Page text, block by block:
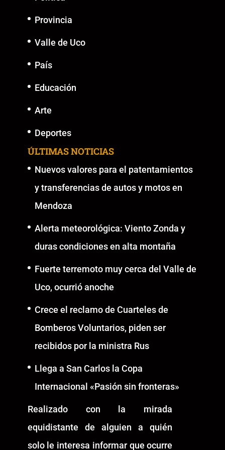
Provincia
Valle de Uco
País
Educación
Arte
Deportes
ÚLTIMAS NOTICIAS
Nuevos valores para el patentamientos
y transferencias de autos y motos en
Mendoza
Alerta meteorológica: Viento Zonda y
duras condiciones en alta montaña
Fuerte terremoto muy cerca del Valle de
Uco, ocurrió anoche
Crece el reclamo de Cuarteles de
Bomberos Voluntarios, piden ser
recibidos por la ministra Rus
Llega a San Carlos la Copa
Internacional «Pasión sin fronteras»
Realizado con la mirada
equidistante de alguien a quién
solo le interesa informar que ocurre